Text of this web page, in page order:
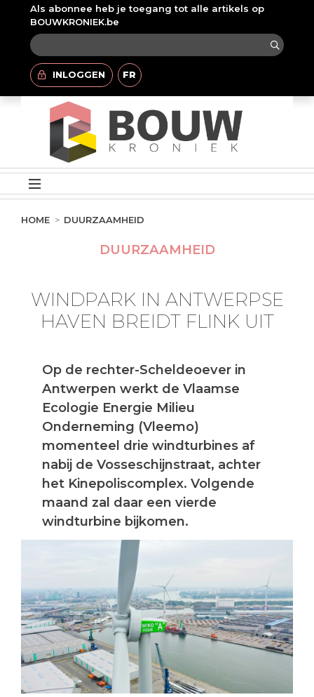
Als abonnee heb je toegang tot alle artikels op
BOUWKRONIEK.be
INLOGGEN FR
HOME DUURZAAMHEID
DUURZAAMHEID
WINDPARK IN ANTWERPSE
HAVEN BREIDT FLINK UIT
Op de rechter-Scheldeoever in
Antwerpen werkt de Vlaamse
Ecologie Energie Milieu
Onderneming (Vleemo)
momenteel drie windturbines af
nabij de Vosseschijnstraat, achter
het Kinepoliscomplex. Volgende
maand zal daar een vierde
windturbine bijkomen.